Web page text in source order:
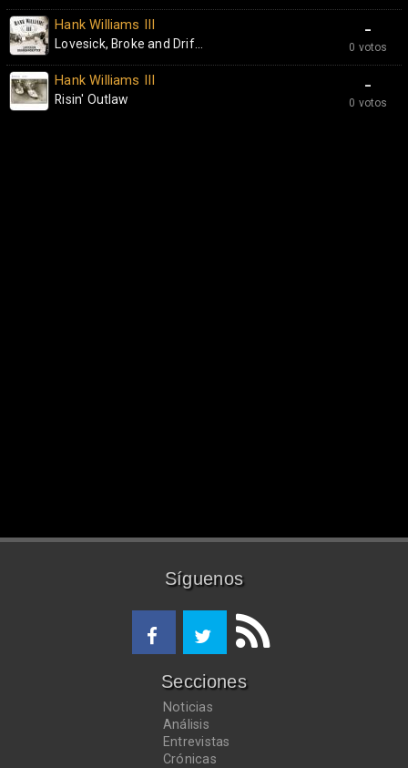
-
0 votos
Hank Williams III
Lovesick, Broke and Drif...
-
0 votos
Hank Williams III
Risin' Outlaw
Síguenos
Secciones
Noticias
Análisis
Entrevistas
Crónicas